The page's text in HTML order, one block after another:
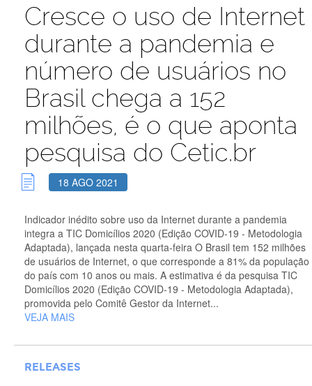
Cresce o uso de Internet
durante a pandemia e
número de usuários no
Brasil chega a 152
milhões, é o que aponta
pesquisa do Cetic.br
18 AGO 2021
Indicador inédito sobre uso da Internet durante a pandemia
integra a TIC Domicílios 2020 (Edição COVID-19 - Metodologia
Adaptada), lançada nesta quarta-feira O Brasil tem 152 milhões
de usuários de Internet, o que corresponde a 81% da população
do país com 10 anos ou mais. A estimativa é da pesquisa TIC
Domicílios 2020 (Edição COVID-19 - Metodologia Adaptada),
promovida pelo Comitê Gestor da Internet...
VEJA MAIS
RELEASES